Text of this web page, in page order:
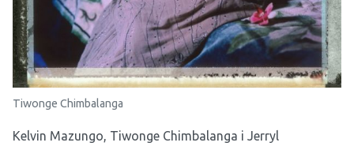
Tiwonge Chimbalanga
Kelvin Mazungo, Tiwonge Chimbalanga i Jerryl